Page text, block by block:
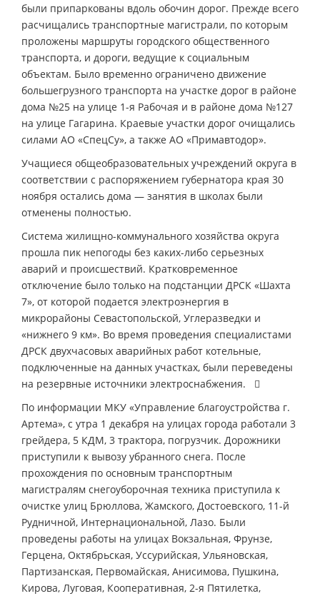
были припаркованы вдоль обочин дорог. Прежде всего
расчищались транспортные магистрали, по которым
проложены маршруты городского общественного
транспорта, и дороги, ведущие к социальным
объектам. Было временно ограничено движение
большегрузного транспорта на участке дорог в районе
дома №25 на улице 1-я Рабочая и в районе дома №127
на улице Гагарина. Краевые участки дорог очищались
силами АО «СпецСу», а также АО «Примавтодор».
Учащиеся общеобразовательных учреждений округа в
соответствии с распоряжением губернатора края 30
ноября остались дома — занятия в школах были
отменены полностью.
Система жилищно-коммунального хозяйства округа
прошла пик непогоды без каких-либо серьезных
аварий и происшествий. Кратковременное
отключение было только на подстанции ДРСК «Шахта
7», от которой подается электроэнергия в
микрорайоны Севастопольской, Углеразведки и
«нижнего 9 км». Во время проведения специалистами
ДРСК двухчасовых аварийных работ котельные,
подключенные на данных участках, были переведены
на резервные источники электроснабжения. 
По информации МКУ «Управление благоустройства г.
Артема», с утра 1 декабря на улицах города работали 3
грейдера, 5 КДМ, 3 трактора, погрузчик. Дорожники
приступили к вывозу убранного снега. После
прохождения по основным транспортным
магистралям снегоуборочная техника приступила к
очистке улиц Брюллова, Жамского, Достоевского, 11-й
Рудничной, Интернациональной, Лазо. Были
проведены работы на улицах Вокзальная, Фрунзе,
Герцена, Октябрьская, Уссурийская, Ульяновская,
Партизанская, Первомайская, Анисимова, Пушкина,
Кирова, Луговая, Кооперативная, 2-я Пятилетка,